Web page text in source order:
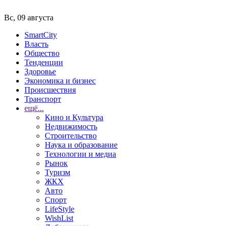
Вс, 09 августа
SmartCity
Власть
Общество
Тенденции
Здоровье
Экономика и бизнес
Происшествия
Транспорт
ещё...
Кино и Культура
Недвижимость
Строительство
Наука и образование
Технологии и медиа
Рынок
Туризм
ЖКХ
Авто
Спорт
LifeStyle
WishList